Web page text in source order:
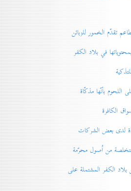
الخمور للزبائن
في بلاد الكفر
بأنّها مذكّاة
الكافرة
لدی بعض الشركات
من اُصول محرّمة
الكفر المشتملة على